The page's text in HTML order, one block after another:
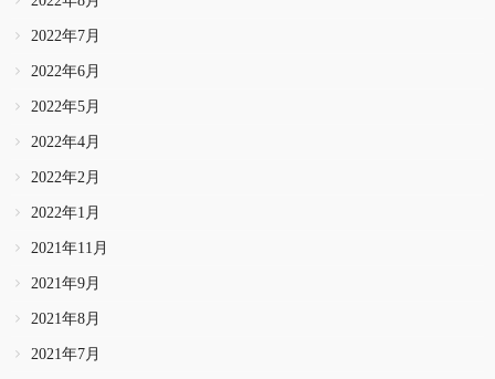
2022年7月
2022年6月
2022年5月
2022年4月
2022年2月
2022年1月
2021年11月
2021年9月
2021年8月
2021年7月